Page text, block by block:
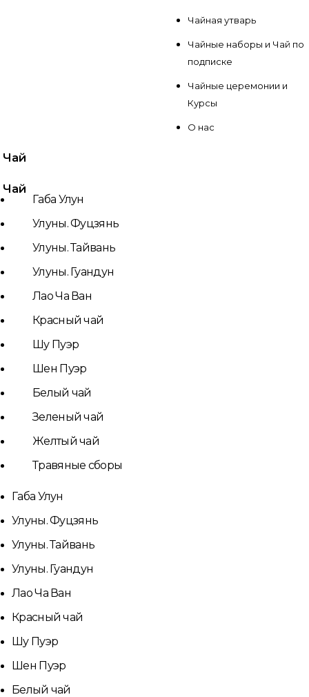
Чайная утварь
Чайные наборы и Чай по
подписке
Чайные церемонии и
Курсы
О нас
Чай
Чай
Габа Улун
Улуны. Фуцзянь
Улуны. Тайвань
Улуны. Гуандун
Лао Ча Ван
Красный чай
Шу Пуэр
Шен Пуэр
Белый чай
Зеленый чай
Желтый чай
Травяные сборы
Габа Улун
Улуны. Фуцзянь
Улуны. Тайвань
Улуны. Гуандун
Лао Ча Ван
Красный чай
Шу Пуэр
Шен Пуэр
Белый чай